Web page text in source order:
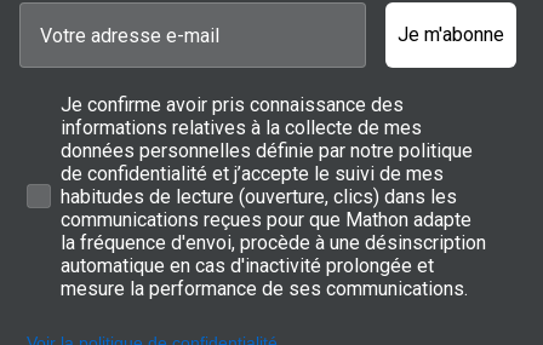
Je m'abonne
Je confirme avoir pris connaissance des
informations relatives à la collecte de mes
données personnelles définie par notre politique
de confidentialité et j’accepte le suivi de mes
habitudes de lecture (ouverture, clics) dans les
communications reçues pour que Mathon adapte
la fréquence d'envoi, procède à une désinscription
automatique en cas d'inactivité prolongée et
mesure la performance de ses communications.